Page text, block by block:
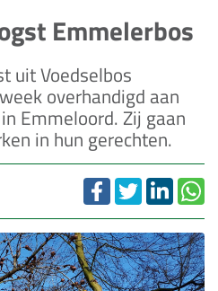
Emmelerbos
uit Voedselbos
overhandigd aan
Emmeloord. Zij gaan
in hun gerechten.